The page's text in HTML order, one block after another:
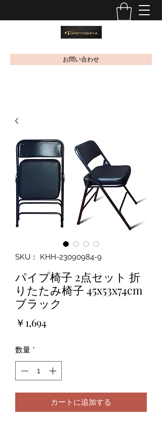
お問い合わせ
SKU： KHH-23090984-9
パイプ椅子 2点セット 折
りたたみ椅子 45x53x74cm
ブラック
￥1,694
数量 *
カートに追加する